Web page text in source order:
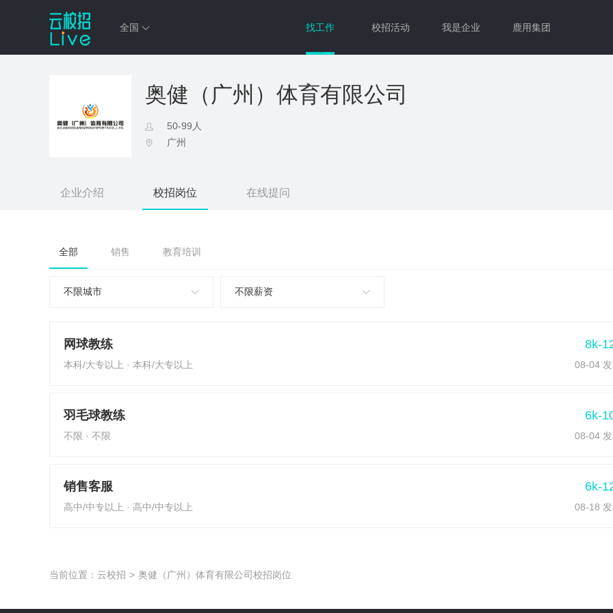
全国 找工作 校招活动 我是企业 鹿用集团
奥健（广州）体育有限公司
50-99人
广州
企业介绍 校招岗位 在线提问
全部 销售 教育培训
不限城市 不限薪资
网球教练 8k-
本科/大专以上 · 本科/大专以上 08-04
羽毛球教练 6k-
不限 · 不限 08-04
销售客服 6k-
高中/中专以上 · 高中/中专以上 08-18
当前位置： 云校招 > 奥健（广州）体育有限公司校招岗位